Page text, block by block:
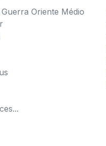
Oriente Médio